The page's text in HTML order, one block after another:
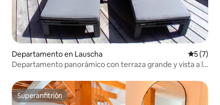
Departamento en Lauscha
5 (7)
Departamento panorámico con terraza grande y vista a la
Superanfitrión
Superanfitrión